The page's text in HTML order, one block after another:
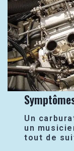
Un
un
tout de